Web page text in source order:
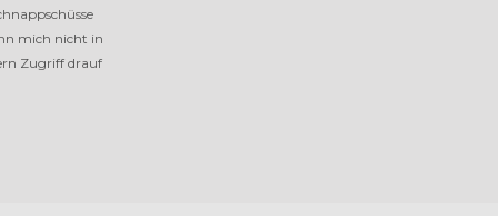
mich nicht in
Zugriff drauf